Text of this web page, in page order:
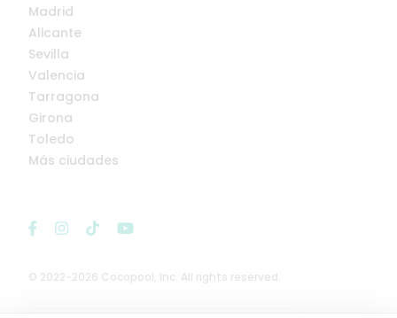
© 2022-2026 Cocopool, Inc. All rights reserved.
Madrid
Alicante
Sevilla
Valencia
Tarragona
Girona
Toledo
Más ciudades